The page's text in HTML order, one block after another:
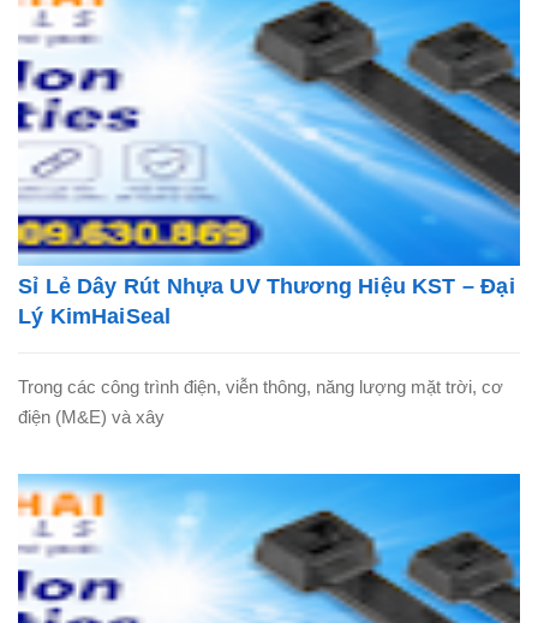
Sỉ Lẻ Dây Rút Nhựa UV Thương Hiệu KST – Đại
Lý KimHaiSeal
Trong các công trình điện, viễn thông, năng lượng mặt trời, cơ
điện (M&E) và xây